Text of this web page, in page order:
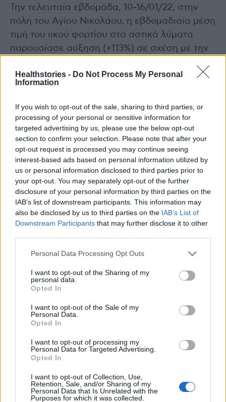
Healthstories - Do Not Process My Personal
Information
If you wish to opt-out of the sale, sharing to third parties, or
processing of your personal or sensitive information for
targeted advertising by us, please use the below opt-out
section to confirm your selection. Please note that after your
opt-out request is processed you may continue seeing
interest-based ads based on personal information utilized by
us or personal information disclosed to third parties prior to
your opt-out. You may separately opt-out of the further
disclosure of your personal information by third parties on the
IAB’s list of downstream participants. This information may
also be disclosed by us to third parties on the IAB’s List of
Downstream Participants that may further disclose it to other
Personal Data Processing Opt Outs
I want to opt-out of the Sharing of my
personal data.
Opted In
I want to opt-out of the Sale of my
Personal Data.
Opted In
I want to opt-out of processing my
Personal Data for Targeted Advertising.
Opted In
I want to opt-out of Collection, Use,
Retention, Sale, and/or Sharing of my
Personal Data that Is Unrelated with the
Purposes for which it was collected.
Την τελευταία εβδομάδα, 10-16/01/22, στην
πόλη του Αγίου Νικολάου, η εβδομαδιαία μέση
τιμή του ιικού φορτίου στα αστικά λύματα
παρουσίασε αύξηση (+113%) σε σχέση με την
Την τελευταία εβδομάδα, 10-16/01/22, στην
Πάτρα, το μέσο εβδομαδιαίο ιικό φορτίο των
αστικών λυμάτων παρουσίασε μεγάλη αύξηση
(+281%) σε σχέση με την προηγούμενη
εβδομάδα, 03-09/01/22. Η εβδομαδιαία μέση
τιμή του ιικού φορτίου των αστικών λυμάτων
κινείται σε υψηλά επίπεδα.
Ξάνθη
Την τελευταία εβδομάδα, 10-16/01/22, στην
Ξάνθη, το μέσο εβδομαδιαίο ιικό φορτίο των
σε σχέση με την εβδομάδα 03-09/01/22.
Αλεξανδρούπολη
Την τελευταία εβδομάδα, 10-16/01/22, στην
Αλεξανδρούπολη, το μέσο εβδομαδιαίο ιικό
φορτίο των αστικών λυμάτων παρουσίασε
09/01/22.